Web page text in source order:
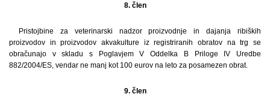
8. člen
Pristojbine za veterinarski nadzor proizvodnje in dajanja ribiških
proizvodov in proizvodov akvakulture iz registriranih obratov na trg se
obračunajo v skladu s Poglavjem V Oddelka B Priloge IV Uredbe
882/2004/ES, vendar ne manj kot 100 eurov na leto za posamezen obrat.
9. člen